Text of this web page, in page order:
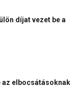
díjat vezet be a
az elbocsátásoknak